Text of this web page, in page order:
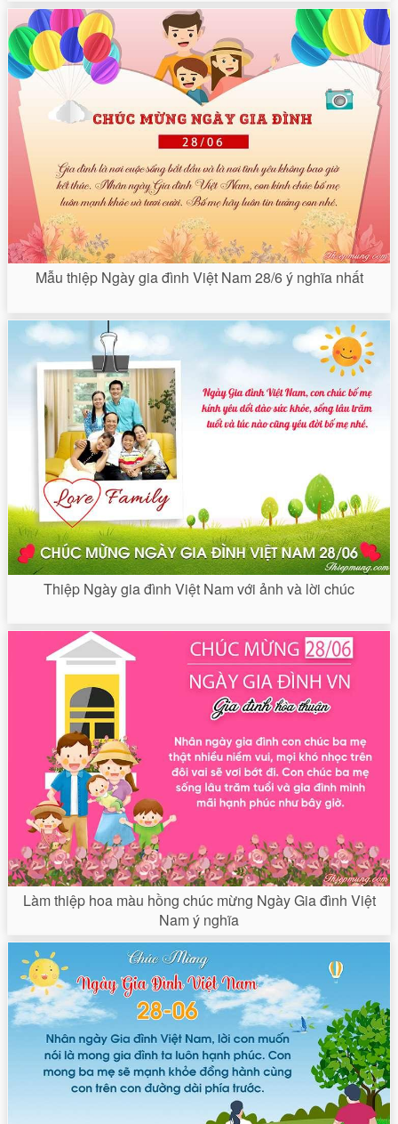
Mẫu thiệp Ngày gia đình Việt Nam 28/6 ý nghĩa nhất
Thiệp Ngày gia đình Việt Nam với ảnh và lời chúc
Làm thiệp hoa màu hồng chúc mừng Ngày Gia đình Việt
Nam ý nghĩa